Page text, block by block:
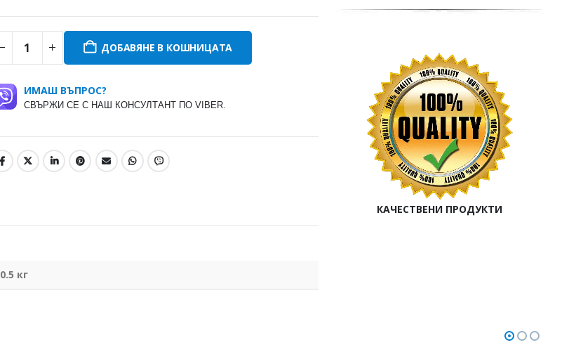
ДОБАВЯНЕ В КОШНИЦАТА
ИМАШ ВЪПРОС?
СВЪРЖИ СЕ С НАШ КОНСУЛТАНТ ПО VIBER.
0.5 кг
КАЧЕСТВЕНИ ПРОДУКТИ